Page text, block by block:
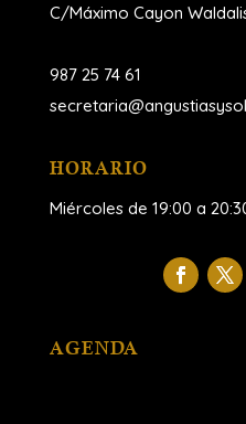
C/Máximo Cayon
987 25 74 61
HORARIO
Miércoles de 19:00 a
AGENDA